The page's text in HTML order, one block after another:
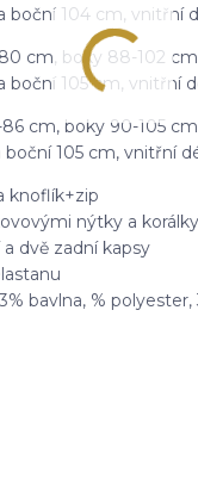
boční 104 cm, vnitřní
cm, boky 88-102
boční 105 cm, vnitřní
cm, boky 90-105
boční 105 cm, vnitřní
knoflík+zip
nýtky a
dvě zadní kapsy
bavlna, % polyester,